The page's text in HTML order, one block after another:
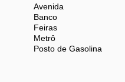
Avenida
Banco
Feiras
Metrô
Posto de Gasolina